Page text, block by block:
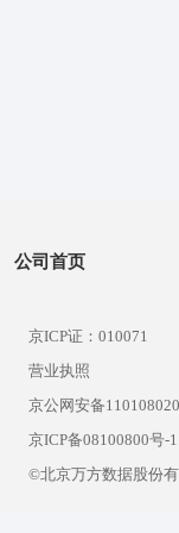
公司首页
京ICP证：010071
营业执照
京公网安备
京ICP备08100800号-1
©北京万方数据股份